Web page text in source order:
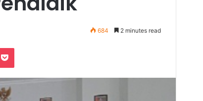
684 2 minutes read
Pocket